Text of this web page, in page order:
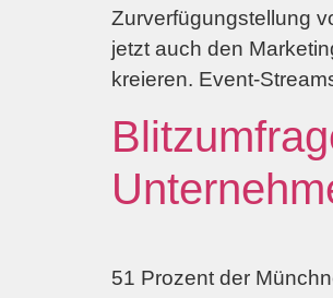
Zurverfügungstellung
jetzt auch den
kreieren. Event-
51 Prozent der